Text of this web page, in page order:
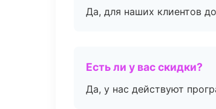
Да, для наших клиентов
Есть ли у вас скидки?
Да, у нас действуют